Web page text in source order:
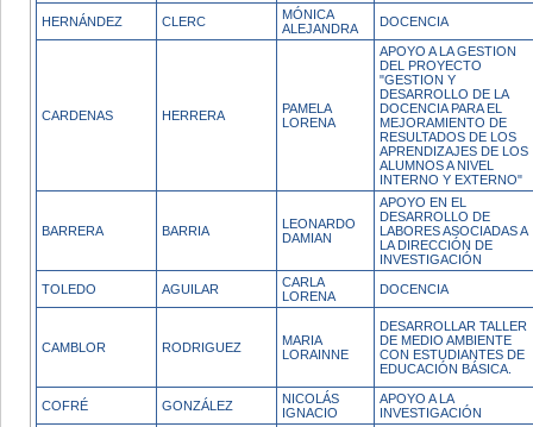
HERNÁNDEZ CLERC
MÓNICA
ALEJANDRA
DOCENCIA
CARDENAS HERRERA
PAMELA
LORENA
APOYO A LA GESTION
DEL PROYECTO
"GESTION Y
DESARROLLO DE LA
DOCENCIA PARA EL
MEJORAMIENTO DE
RESULTADOS DE LOS
APRENDIZAJES DE LOS
ALUMNOS A NIVEL
INTERNO Y EXTERNO"
BARRERA BARRIA
LEONARDO
DAMIAN
APOYO EN EL
DESARROLLO DE
LABORES ASOCIADAS A
LA DIRECCIÓN DE
INVESTIGACIÓN
TOLEDO AGUILAR
CARLA
LORENA
DOCENCIA
CAMBLOR RODRIGUEZ
MARIA
LORAINNE
DESARROLLAR TALLER
DE MEDIO AMBIENTE
CON ESTUDIANTES DE
EDUCACIÓN BÁSICA.
COFRÉ GONZÁLEZ
NICOLÁS
IGNACIO
APOYO A LA
INVESTIGACIÓN